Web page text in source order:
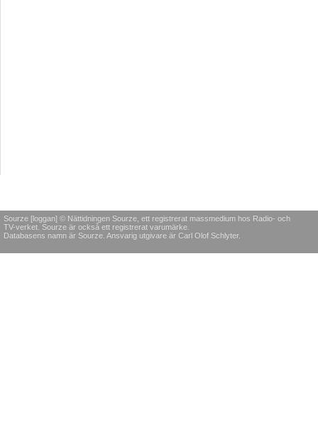
Sourze [loggan] © Nättidningen Sourze, ett registrerat massmedium hos Radio- och
TV-verket. Sourze är också ett registrerat varumärke.
Databasens namn är Sourze. Ansvarig utgivare är Carl Olof Schlyter.